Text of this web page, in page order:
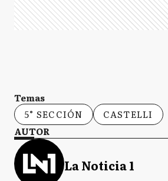
Temas
5° SECCIÓN
CASTELLI
AUTOR
La Noticia 1